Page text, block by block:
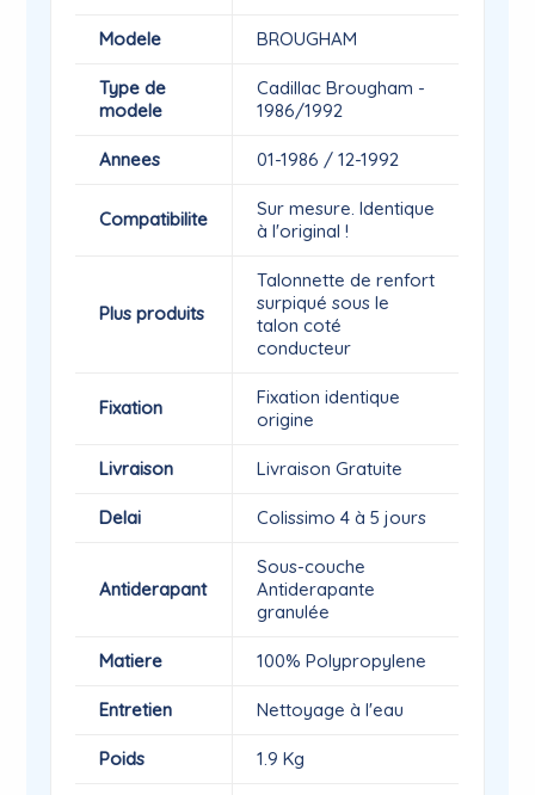
Modele BROUGHAM
Type de
modele
Cadillac Brougham -
1986/1992
Annees 01-1986 / 12-1992
Compatibilite
Sur mesure. Identique
à l'original !
Plus produits
Talonnette de renfort
surpiqué sous le
talon coté
conducteur
Fixation
Fixation identique
origine
Livraison Livraison Gratuite
Delai Colissimo 4 à 5 jours
Antiderapant
Sous-couche
Antiderapante
granulée
Matiere 100% Polypropylene
Entretien Nettoyage à l'eau
Poids 1.9 Kg